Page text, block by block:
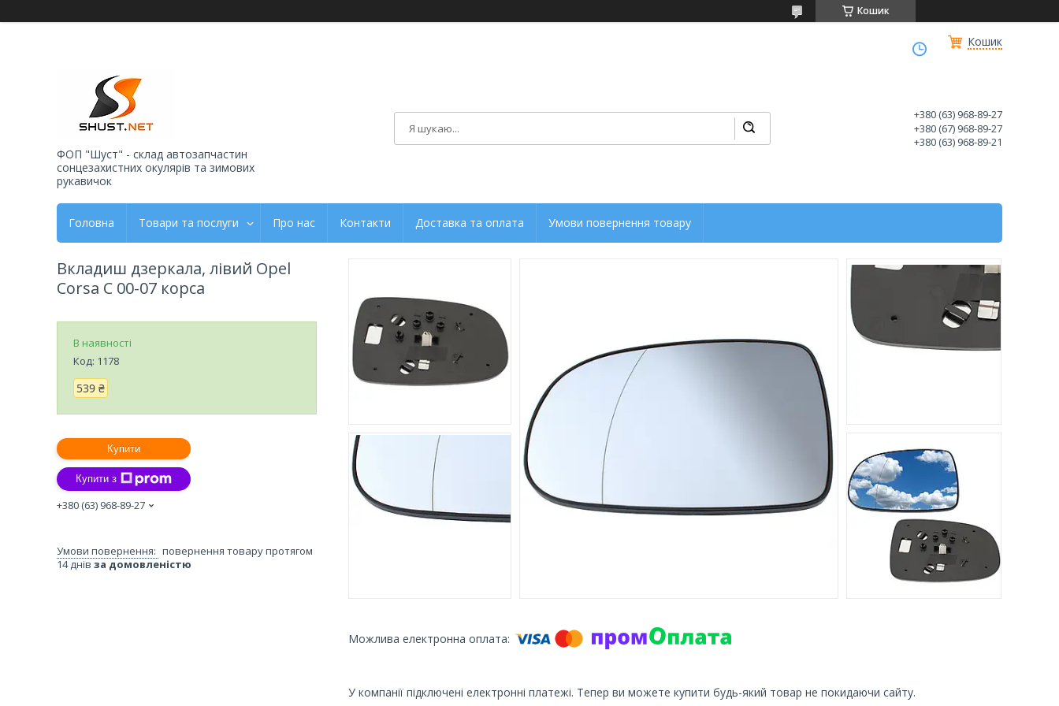
Кошик
Кошик
ФОП "Шуст" - склад автозапчастин
сонцезахистних окулярів та зимових
рукавичок
+380 (63) 968-89-27
+380 (67) 968-89-27
+380 (63) 968-89-21
Головна Товари та послуги Про нас Контакти Доставка та оплата Умови повернення товару
У компанії підключені електронні платежі. Тепер ви можете купити будь-який товар не покидаючи сайту.
Вкладиш дзеркала, лівий Opel
Corsa C 00-07 корса
В наявності
Код: 1178
539 ₴
Купити
Купити з
+380 (63) 968-89-27
повернення товару протягом
14 днів за домовленістю